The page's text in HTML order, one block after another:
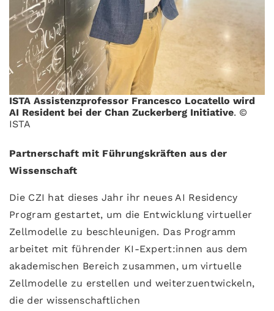
ISTA Assistenzprofessor Francesco Locatello wird
AI Resident bei der Chan Zuckerberg Initiative. ©
ISTA
Partnerschaft mit Führungskräften aus der
Wissenschaft
Die CZI hat dieses Jahr ihr neues AI Residency
Program gestartet, um die Entwicklung virtueller
Zellmodelle zu beschleunigen. Das Programm
arbeitet mit führender KI-Expert:innen aus dem
akademischen Bereich zusammen, um virtuelle
Zellmodelle zu erstellen und weiterzuentwickeln,
die der wissenschaftlichen